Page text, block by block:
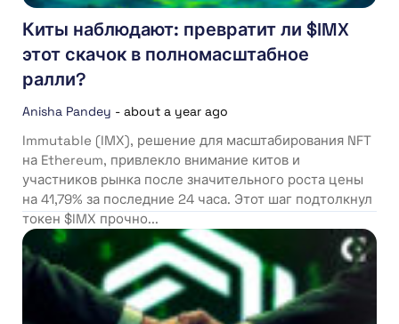
Киты наблюдают: превратит ли $IMX
этот скачок в полномасштабное
ралли?
Anisha Pandey - about a year ago
Immutable (IMX), решение для масштабирования NFT
на Ethereum, привлекло внимание китов и
участников рынка после значительного роста цены
на 41,79% за последние 24 часа. Этот шаг подтолкнул
токен $IMX прочно...